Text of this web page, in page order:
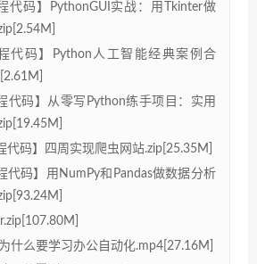
代码】PythonGUI实战：用Tkinter做
程代码】Python人工智能经典案例合
代码】从零写Python练手项目：实用
代码】四周实现爬虫网站.zip[25.35M]
代码】用NumPy和Pandas做数据分析
什么要学习办公自动化.mp4[27.16M]